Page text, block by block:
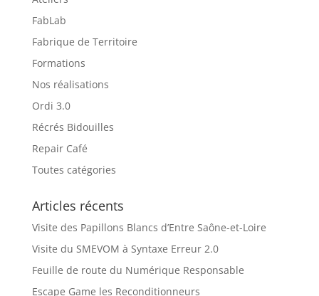
FabLab
Fabrique de Territoire
Formations
Nos réalisations
Ordi 3.0
Récrés Bidouilles
Repair Café
Toutes catégories
Articles récents
Visite des Papillons Blancs d’Entre Saône-et-Loire
Visite du SMEVOM à Syntaxe Erreur 2.0
Feuille de route du Numérique Responsable
Escape Game les Reconditionneurs